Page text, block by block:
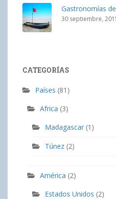
Gastronomías
30 septiembre,
CATEGORÍAS
Países (81)
Africa (3)
Madagascar (1)
Túnez (2)
América (2)
Estados Unidos (2)